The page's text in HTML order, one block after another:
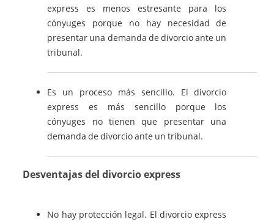
express es menos estresante para los
cónyuges porque no hay necesidad de
presentar una demanda de divorcio ante un
tribunal.
Es un proceso más sencillo. El divorcio
express es más sencillo porque los
cónyuges no tienen que presentar una
demanda de divorcio ante un tribunal.
Desventajas del divorcio express
No hay protección legal. El divorcio express